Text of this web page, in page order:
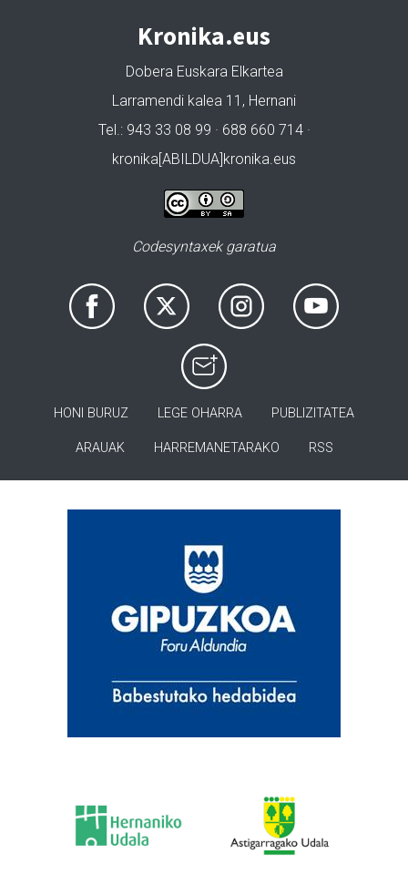
Kronika.eus
Dobera Euskara Elkartea
Larramendi kalea 11, Hernani
Tel.: 943 33 08 99 · 688 660 714 ·
kronika[ABILDUA]kronika.eus
Codesyntaxek garatua
HONI BURUZ LEGE OHARRA PUBLIZITATEA
ARAUAK HARREMANETARAKO RSS